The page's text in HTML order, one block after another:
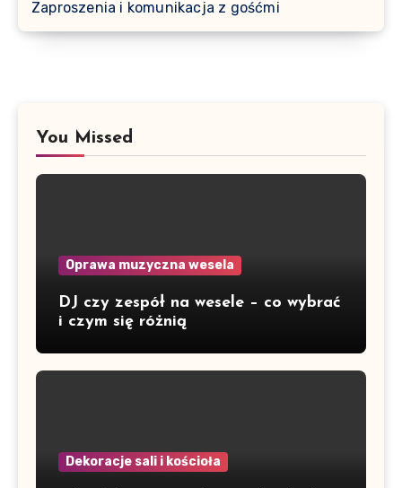
Zaproszenia i komunikacja z gośćmi
You Missed
Oprawa muzyczna wesela
DJ czy zespół na wesele – co wybrać
i czym się różnią
Dekoracje sali i kościoła